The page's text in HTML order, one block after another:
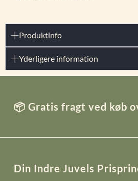
Produktinfo
Yderligere information
📦 Gratis fragt ved køb
Din Indre Juvels